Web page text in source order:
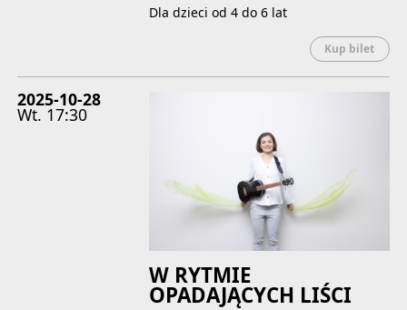
Dla dzieci od 4 do 6 lat
Kup bilet
2025-10-28
Wt. 17:30
W RYTMIE
OPADAJĄCYCH LIŚCI